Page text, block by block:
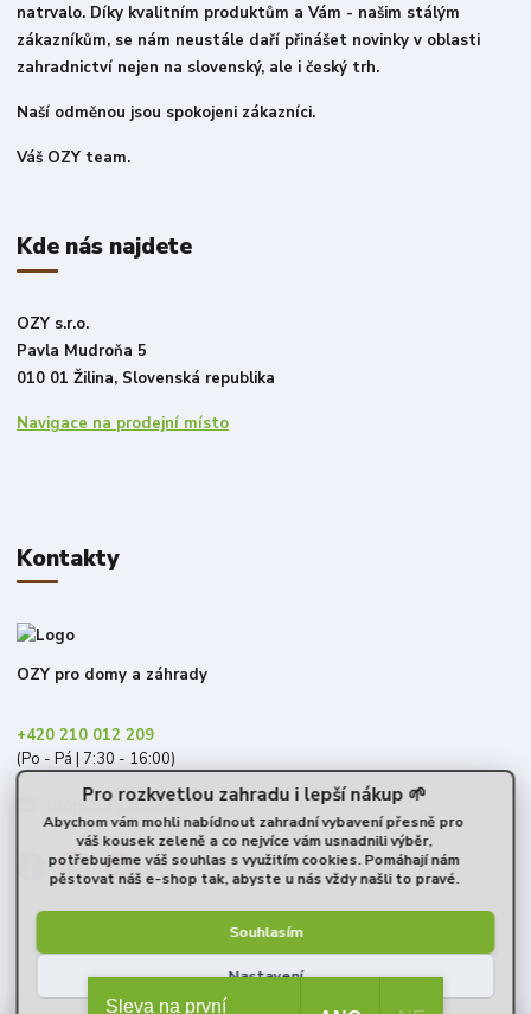
natrvalo. Díky kvalitním produktům a Vám - našim stálým
zákazníkům, se nám neustále daří přinášet novinky v oblasti
zahradnictví nejen na slovenský, ale i český trh.
Naší odměnou jsou spokojeni zákazníci.
Váš OZY team.
Kde nás najdete
OZY s.r.o.
Pavla Mudroňa 5
010 01 Žilina, Slovenská republika
Navigace na prodejní místo
Kontakty
OZY pro domy a záhrady
+420 210 012 209
(Po - Pá | 7:30 - 16:00)
shop@ozy.market
Pro rozkvetlou zahradu i lepší nákup 🌱
Abychom vám mohli nabídnout zahradní vybavení přesně pro
váš kousek zeleně a co nejvíce vám usnadnili výběr,
potřebujeme váš souhlas s využitím cookies. Pomáhají nám
pěstovat náš e-shop tak, abyste u nás vždy našli to pravé.
Nastavení
Souhlasím
Sleva na první